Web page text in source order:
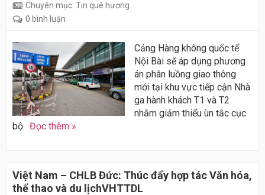
Chuyên mục: Tin quê hương
0 bình luận
Cảng Hàng không quốc tế
Nội Bài sẽ áp dụng phương
án phân luồng giao thông
mới tại khu vực tiếp cận Nhà
ga hành khách T1 và T2
nhằm giảm thiểu ùn tắc cục
bộ. Đọc thêm »
Việt Nam – CHLB Đức: Thúc đẩy hợp tác Văn hóa,
thể thao và du lịchVHTTDL